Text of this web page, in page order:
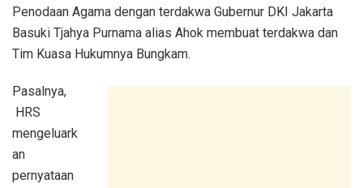
Penodaan Agama dengan terdakwa Gubernur DKI Jakarta
Basuki Tjahya Purnama alias Ahok membuat terdakwa dan
Tim Kuasa Hukumnya Bungkam.
Pasalnya,
HRS
mengeluark
an
pernyataan